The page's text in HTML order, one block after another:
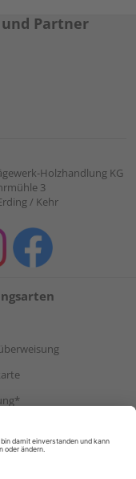
Partner
Holzhandlung KG
3
/ Kehr